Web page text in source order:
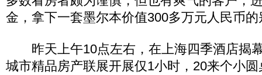
金，拿下一套墨尔本价值300多万元人民币的
昨天上午10点左右，在上海四季酒店揭
城市精品房产联展开展仅1小时，20来个小圆